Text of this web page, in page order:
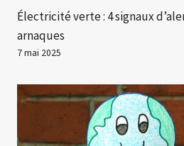
Électricité verte : 4 signaux
arnaques
7 mai 2025